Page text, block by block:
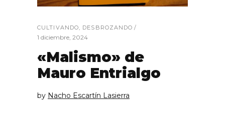
CULTIVANDO, DESBROZANDO
1 diciembre, 2024
«Malismo» de
Mauro Entrialgo
by Nacho Escartín Lasierra